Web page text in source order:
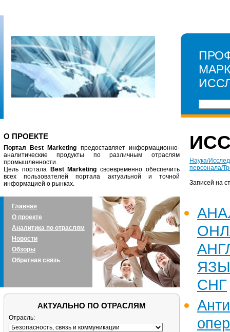
О ПРОЕКТЕ
Портал Best Marketing предоставляет информационно-
аналитические продукты по различным отраслям
промышленности.
Цель портала
Best Marketing своевременно обеспечить
всех пользователей портала актуальной и точной
информацией о рынках.
Главная
О проекте
Аналитика по отраслям
Новости
Обзоры
Обратная связь
АКТУАЛЬНО ПО ОТРАСЛЯМ
Отрасль:
Наука/
персонала/
Записей на
СНГ